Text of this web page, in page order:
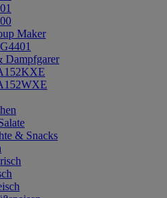
Maker
Dampfgarer
& Snacks